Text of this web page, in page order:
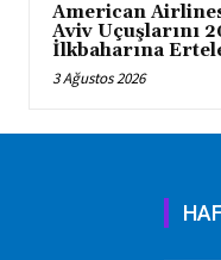
American
Aviv Uçuşlarını
İlkbaharına
3 Ağustos 2026